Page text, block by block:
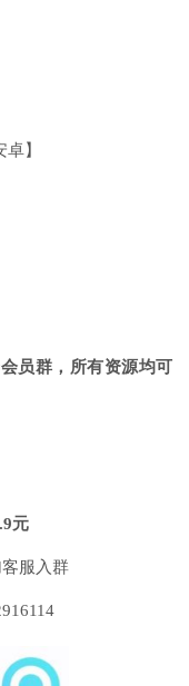
卓】
员群，所有资源均可
元
服入群